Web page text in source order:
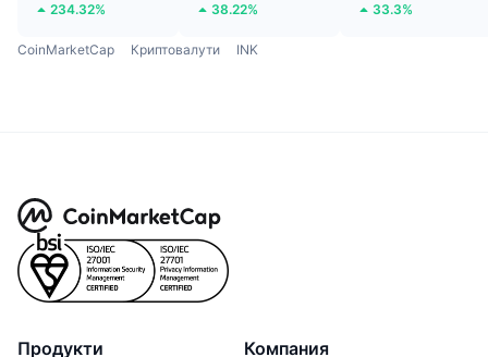
234.32% 38.22% 33.3%
CoinMarketCap Криптовалути INK
Продукти Компания